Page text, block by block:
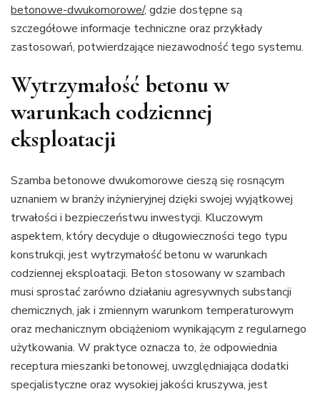
betonowe-dwukomorowe/, gdzie dostępne są
szczegółowe informacje techniczne oraz przykłady
zastosowań, potwierdzające niezawodność tego systemu.
Wytrzymałość betonu w
warunkach codziennej
eksploatacji
Szamba betonowe dwukomorowe cieszą się rosnącym
uznaniem w branży inżynieryjnej dzięki swojej wyjątkowej
trwałości i bezpieczeństwu inwestycji. Kluczowym
aspektem, który decyduje o długowieczności tego typu
konstrukcji, jest wytrzymałość betonu w warunkach
codziennej eksploatacji. Beton stosowany w szambach
musi sprostać zarówno działaniu agresywnych substancji
chemicznych, jak i zmiennym warunkom temperaturowym
oraz mechanicznym obciążeniom wynikającym z regularnego
użytkowania. W praktyce oznacza to, że odpowiednia
receptura mieszanki betonowej, uwzględniająca dodatki
specjalistyczne oraz wysokiej jakości kruszywa, jest